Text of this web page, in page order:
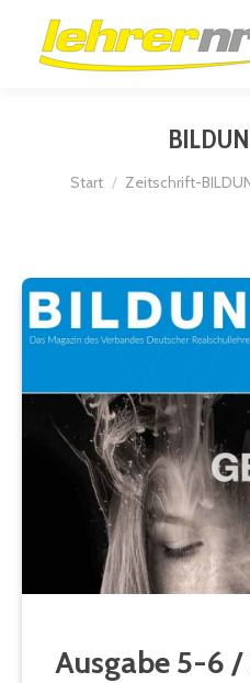
Sie befinden sich hier:
Start Zeitschrift-
Ausgabe 5-6